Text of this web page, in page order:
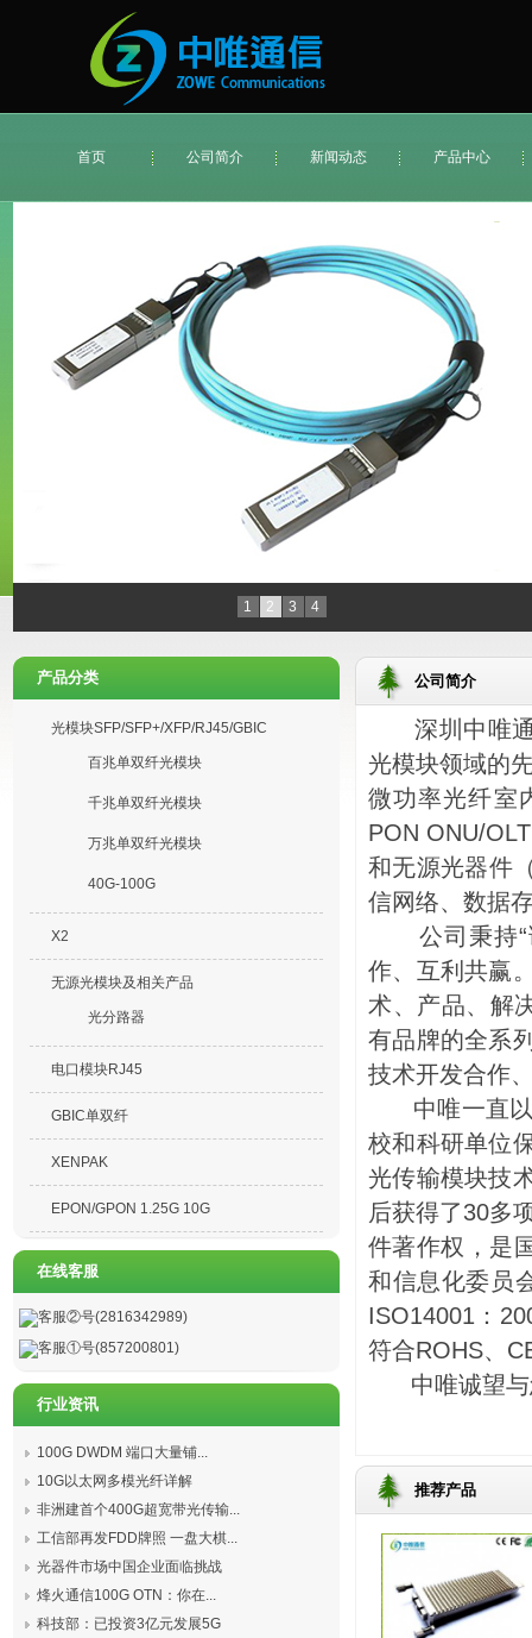
首页 公司简介 新闻动态 产品中心
1 2 3 4
产品分类
光模块SFP/SFP+/XFP/RJ45/GBIC
百兆单双纤光模块
千兆单双纤光模块
万兆单双纤光模块
40G-100G
X2
无源光模块及相关产品
光分路器
电口模块RJ45
GBIC单双纤
XENPAK
EPON/GPON 1.25G 10G
在线客服
客服②号(2816342989)
客服①号(857200801)
行业资讯
100G DWDM 端口大量铺...
10G以太网多模光纤详解
非洲建首个400G超宽带光传输...
工信部再发FDD牌照 一盘大棋...
光器件市场中国企业面临挑战
烽火通信100G OTN：你在...
科技部：已投资3亿元发展5G
公司简介
深圳中唯通
光模块领域的
微功率光纤室
PON ONU/
和无源光器件
信网络、数据
公司秉持“
作、互利共赢
术、产品、解
有品牌的全系
技术开发合作
中唯一直以
校和科研单位
光传输模块技
后获得了30多
件著作权，是
和信息化委员
ISO14001：
符合ROHS、
中唯诚望与
推荐产品